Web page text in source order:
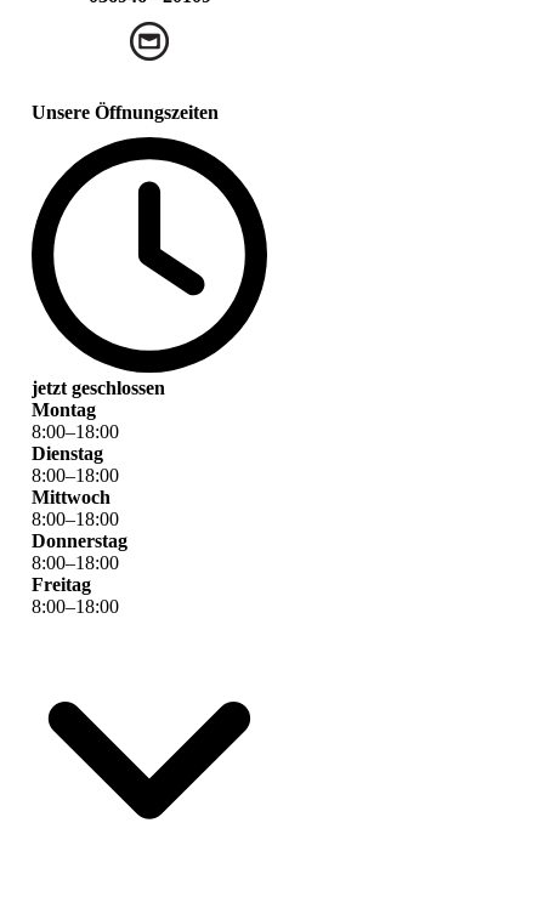
Unsere Öffnungszeiten
jetzt geschlossen
Montag
8:00–18:00
Dienstag
8:00–18:00
Mittwoch
8:00–18:00
Donnerstag
8:00–18:00
Freitag
8:00–18:00